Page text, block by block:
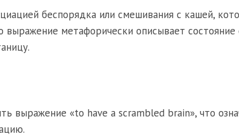
беспорядка или смешивания с кашей,
выражение метафорически описывает состояние
выражение «to have a scrambled brain», что